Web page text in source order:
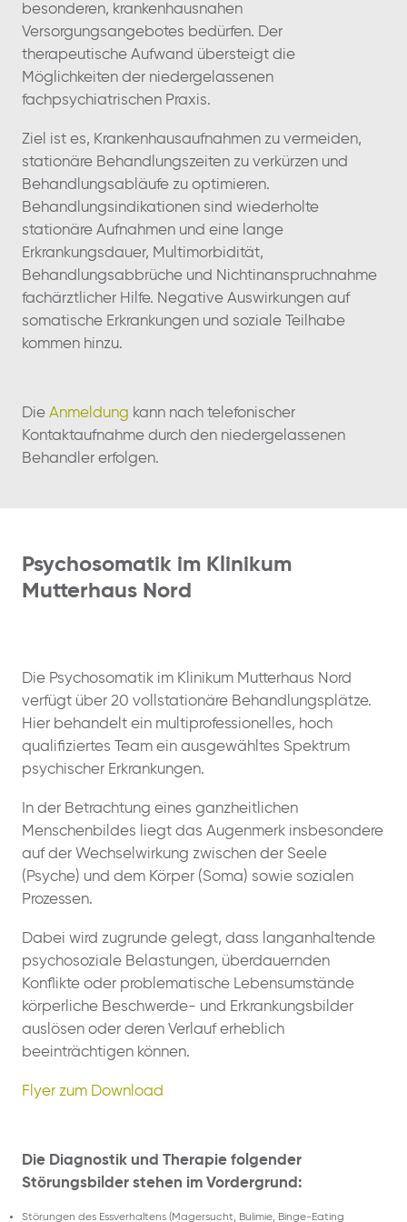
besonderen, krankenhausnahen
Versorgungsangebotes bedürfen. Der
therapeutische Aufwand übersteigt die
Möglichkeiten der niedergelassenen
fachpsychiatrischen Praxis.
Ziel ist es, Krankenhausaufnahmen zu vermeiden,
stationäre Behandlungszeiten zu verkürzen und
Behandlungsabläufe zu optimieren.
Behandlungsindikationen sind wiederholte
stationäre Aufnahmen und eine lange
Erkrankungsdauer, Multimorbidität,
Behandlungsabbrüche und Nichtinanspruchnahme
fachärztlicher Hilfe. Negative Auswirkungen auf
somatische Erkrankungen und soziale Teilhabe
kommen hinzu.
Die Anmeldung kann nach telefonischer
Kontaktaufnahme durch den niedergelassenen
Behandler erfolgen.
Psychosomatik im Klinikum
Mutterhaus Nord
Die Psychosomatik im Klinikum Mutterhaus Nord
verfügt über 20 vollstationäre Behandlungsplätze.
Hier behandelt ein multiprofessionelles, hoch
qualifiziertes Team ein ausgewähltes Spektrum
psychischer Erkrankungen.
In der Betrachtung eines ganzheitlichen
Menschenbildes liegt das Augenmerk insbesondere
auf der Wechselwirkung zwischen der Seele
(Psyche) und dem Körper (Soma) sowie sozialen
Prozessen.
Dabei wird zugrunde gelegt, dass langanhaltende
psychosoziale Belastungen, überdauernden
Konflikte oder problematische Lebensumstände
körperliche Beschwerde- und Erkrankungsbilder
auslösen oder deren Verlauf erheblich
beeinträchtigen können.
Flyer zum Download
Die Diagnostik und Therapie folgender
Störungsbilder stehen im Vordergrund:
Störungen des Essverhaltens (Magersucht, Bulimie, Binge-Eating